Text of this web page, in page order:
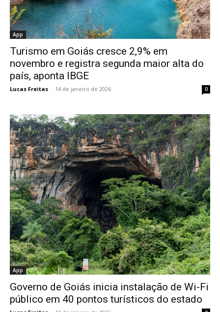
App
Turismo em Goiás cresce 2,9% em
novembro e registra segunda maior alta do
país, aponta IBGE
Lucas Freitas - 14 de janeiro de 2026 0
App
Governo de Goiás inicia instalação de Wi-Fi
público em 40 pontos turísticos do estado